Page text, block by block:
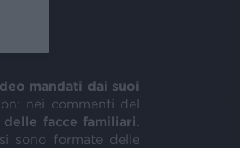
mandati dai suoi
nei commenti del
facce familiari
sono formate delle